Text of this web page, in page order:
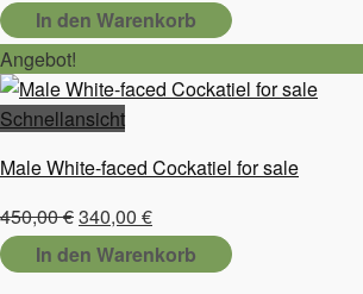
Preis
war:
300,00 €
Preis
ist:
280,00 €.
In den Warenkorb
Angebot!
Schnellansicht
Male White-faced Cockatiel for sale
450,00€Ursprünglicher
Preis
war:
340,00 €Aktueller
Preis
ist:
In den Warenkorb